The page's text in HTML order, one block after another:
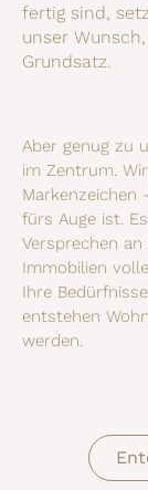
fertig sind,
unser
Grundsatz.
Aber genug zu
im Zentrum.
fürs Auge ist.
Versprechen
Immobilien
Ihre
entstehen
werden.